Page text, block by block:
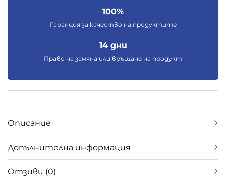
100%
Гаранция за качество на продуктите
14 дни
Право на замяна или връщане на продукт
Описание
Допълнителна информация
Отзиви (0)